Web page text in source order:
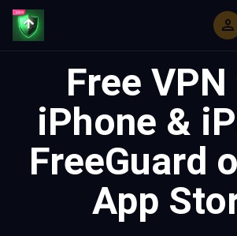
Free
iPhone &
FreeGuard
App